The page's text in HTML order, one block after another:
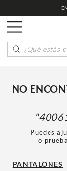
¿Qué estás
NO
Puedes
o
PANTALONES